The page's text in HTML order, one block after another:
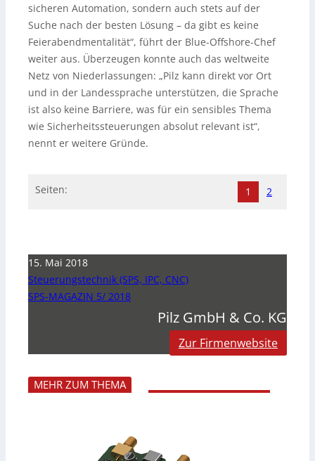
sicheren Automation, sondern auch stets auf der
Suche nach der besten Lösung – da gibt es keine
Feierabendmentalität“, führt der Blue-Offshore-Chef
weiter aus. Überzeugen konnte auch das weltweite
Netz von Niederlassungen: „Pilz kann direkt vor Ort
und in der Landessprache unterstützen, die Sprache
ist also keine Barriere, was für ein sensibles Thema
wie Sicherheitssteuerungen absolut relevant ist“,
nennt er weitere Gründe.
Seiten: 1 2
15. Mai 2018
Steuerungstechnik (SPS, IPC, CNC)
SPS-MAGAZIN 5/ 2018
Pilz GmbH & Co. KG
Zur Firmenwebsite
MEHR ZUM THEMA